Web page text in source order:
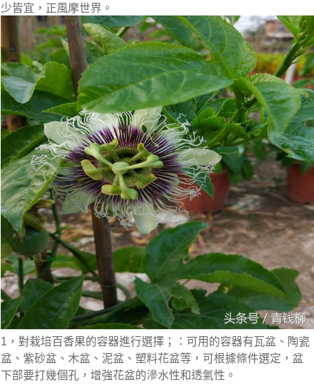
少皆宜，正風摩世界。
1，對栽培百香果的容器進行選擇；：可用的容器有瓦盆、陶瓷
盆、紫砂盆、木盆、泥盆、塑料花盆等，可根據條件選定，盆
下部要打幾個孔，增強花盆的滲水性和透氣性。